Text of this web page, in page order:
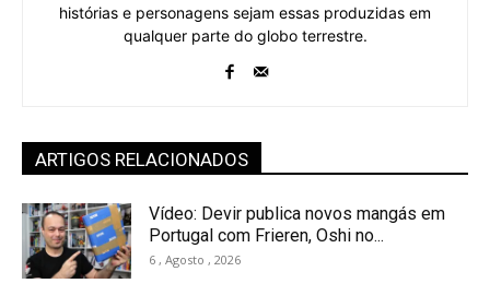
histórias e personagens sejam essas produzidas em
qualquer parte do globo terrestre.
ARTIGOS RELACIONADOS
Vídeo: Devir publica novos mangás em
Portugal com Frieren, Oshi no...
6 , Agosto , 2026